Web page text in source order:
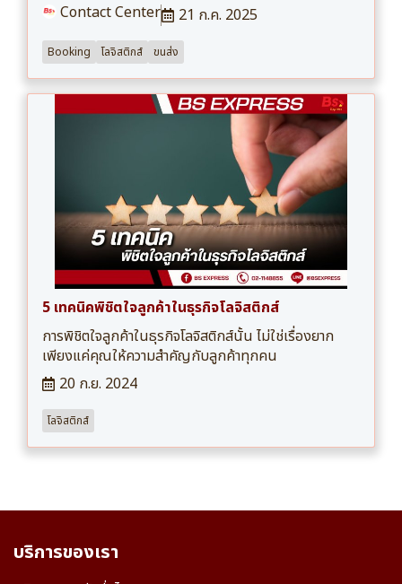
Contact Center
21 ก.ค. 2025
Booking โลจิสติกส์ ขนส่ง
5 เทคนิคพิชิตใจลูกค้าในธุรกิจโลจิสติกส์
การพิชิตใจลูกค้าในธุรกิจโลจิสติกส์นั้น ไม่ใช่เรื่องยาก
เพียงแค่คุณให้ความสำคัญกับลูกค้าทุกคน
20 ก.ย. 2024
โลจิสติกส์
บริการของเรา